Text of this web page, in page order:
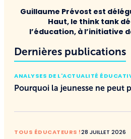
Guillaume Prévost est
Haut, le think tank
l’éducation, à l’initiative
Dernières publications
ANALYSES DE L'ACTUALITÉ
Pourquoi la jeunesse ne peut
TOUS ÉDUCATEURS !28 JUILLET 2026